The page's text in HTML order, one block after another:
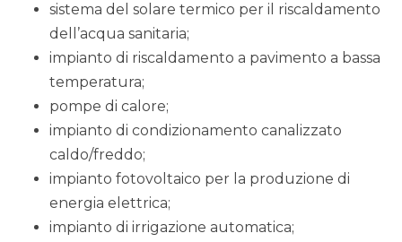
sistema del solare termico per il riscaldamento
dell’acqua sanitaria;
impianto di riscaldamento a pavimento a bassa
temperatura;
pompe di calore;
impianto di condizionamento canalizzato
caldo/freddo;
impianto fotovoltaico per la produzione di
energia elettrica;
impianto di irrigazione automatica;